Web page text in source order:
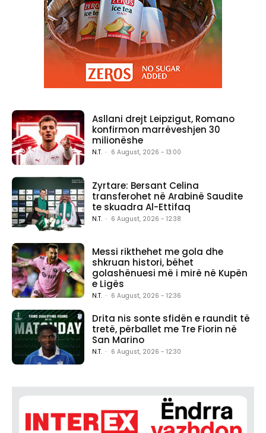
Asllani drejt Leipzigut, Romano
konfirmon marrëveshjen 30
milionëshe
N.T. - 6 August, 2026 - 13:00
Zyrtare: Bersant Celina
transferohet në Arabinë Saudite
te skuadra Al-Ettifaq
N.T. - 6 August, 2026 - 12:38
Messi rikthehet me gola dhe
shkruan histori, bëhet
golashënuesi më i mirë në Kupën
e Ligës
N.T. - 6 August, 2026 - 12:36
Drita nis sonte sfidën e raundit të
tretë, përballet me Tre Fiorin në
San Marino
N.T. - 6 August, 2026 - 12:30